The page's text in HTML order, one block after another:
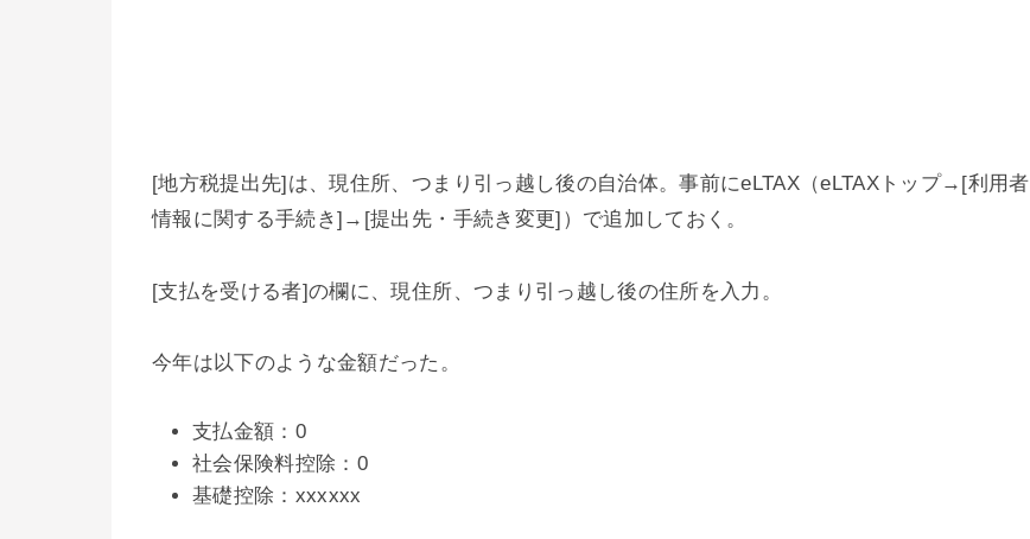
[地方税提出先]は、現住所、つまり引っ越し後の自治体。事前にeLTAX（eLTAXトップ→[利用者
情報に関する手続き]→[提出先・手続き変更]）で追加しておく。
[支払を受ける者]の欄に、現住所、つまり引っ越し後の住所を入力。
今年は以下のような金額だった。
支払金額：0
社会保険料控除：0
基礎控除：xxxxxx